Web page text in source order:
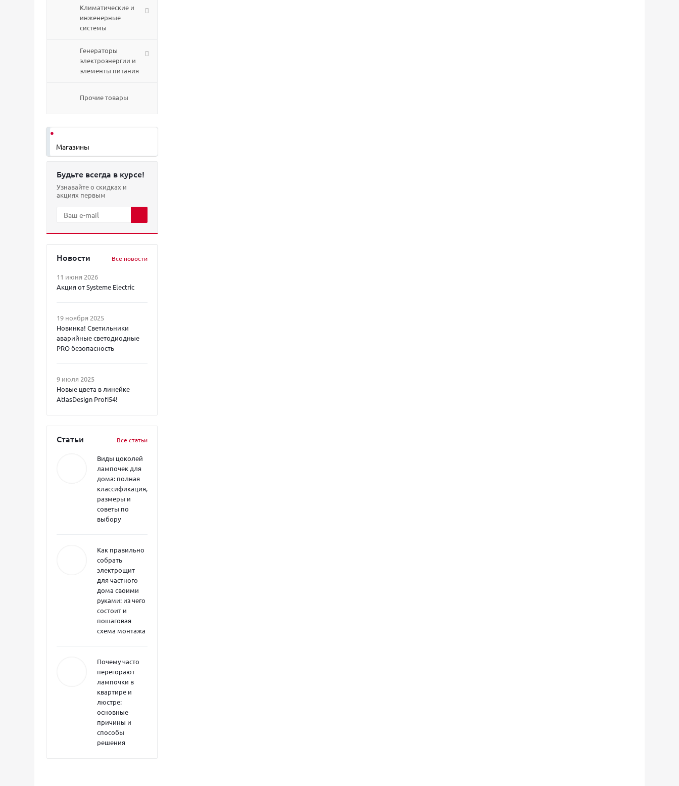
Климатические и
инженерные
системы
Генераторы
электроэнергии и
элементы питания
Прочие товары
Магазины
Будьте всегда в курсе!
Узнавайте о скидках и
акциях первым
Новости Все новости
11 июня 2026
Акция от Systeme Electric
19 ноября 2025
Новинка! Светильники
аварийные светодиодные
PRO безопасность
9 июля 2025
Новые цвета в линейке
AtlasDesign Profi54!
Статьи Все статьи
Виды цоколей
лампочек для
дома: полная
классификация,
размеры и
советы по
выбору
Как правильно
собрать
электрощит
для частного
дома своими
руками: из чего
состоит и
пошаговая
схема монтажа
Почему часто
перегорают
лампочки в
квартире и
люстре:
основные
причины и
способы
решения